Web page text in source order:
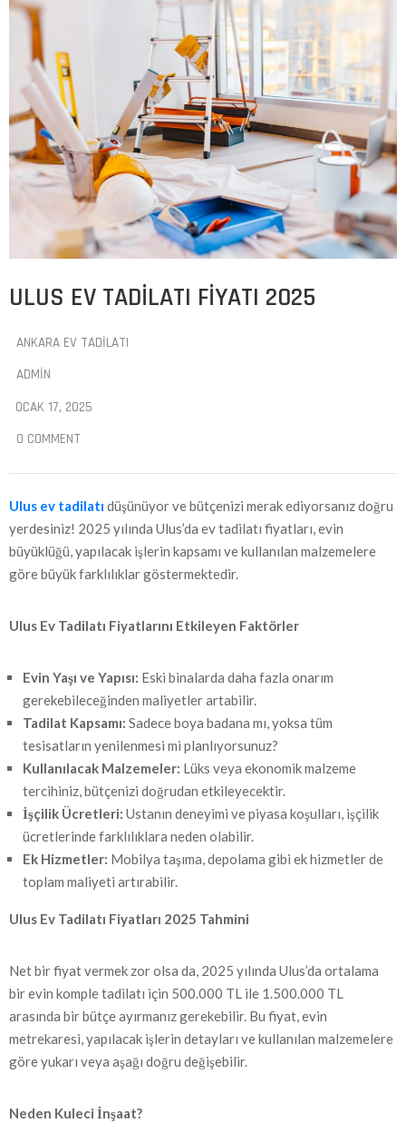
ULUS EV TADILATI FIYATI 2025
ANKARA EV TADILATI
ADMIN
OCAK 17, 2025
0 COMMENT
Ulus ev tadilatı düşünüyor ve bütçenizi merak ediyorsanız doğru
yerdesiniz! 2025 yılında Ulus’da ev tadilatı fiyatları, evin
büyüklüğü, yapılacak işlerin kapsamı ve kullanılan malzemelere
göre büyük farklılıklar göstermektedir.
Ulus Ev Tadilatı Fiyatlarını Etkileyen Faktörler
Evin Yaşı ve Yapısı: Eski binalarda daha fazla onarım
gerekebileceğinden maliyetler artabilir.
Tadilat Kapsamı: Sadece boya badana mı, yoksa tüm
tesisatların yenilenmesi mi planlıyorsunuz?
Kullanılacak Malzemeler: Lüks veya ekonomik malzeme
tercihiniz, bütçenizi doğrudan etkileyecektir.
İşçilik Ücretleri: Ustanın deneyimi ve piyasa koşulları, işçilik
ücretlerinde farklılıklara neden olabilir.
Ek Hizmetler: Mobilya taşıma, depolama gibi ek hizmetler de
toplam maliyeti artırabilir.
Ulus Ev Tadilatı Fiyatları 2025 Tahmini
Net bir fiyat vermek zor olsa da, 2025 yılında Ulus’da ortalama
bir evin komple tadilatı için 500.000 TL ile 1.500.000 TL
arasında bir bütçe ayırmanız gerekebilir. Bu fiyat, evin
metrekaresi, yapılacak işlerin detayları ve kullanılan malzemelere
göre yukarı veya aşağı doğru değişebilir.
Neden Kuleci İnşaat?